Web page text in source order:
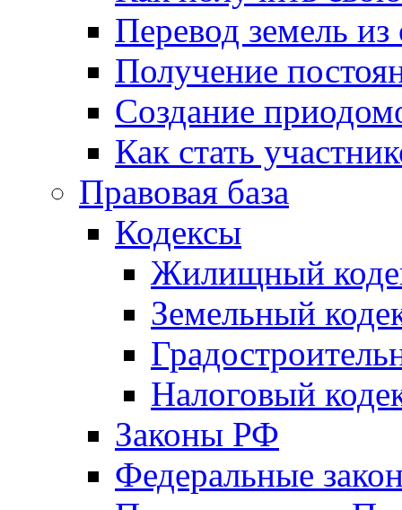
Перевод земель
Получение
Создание
Как стать
Правовая база
Кодексы
Жилищный
Земельный
Налоговый
Законы РФ
Федеральные